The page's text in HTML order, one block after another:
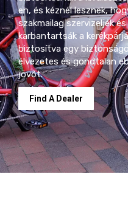
en, és kéznél lesznek,
szakmailag szervizeljék és
karbantartsák a
biztosítva egy
élvezetes és gondtalan
jövőt.
Find A Dealer